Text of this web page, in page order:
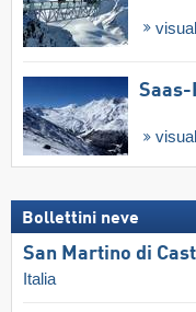
Bollettini neve
San Martino di
Italia